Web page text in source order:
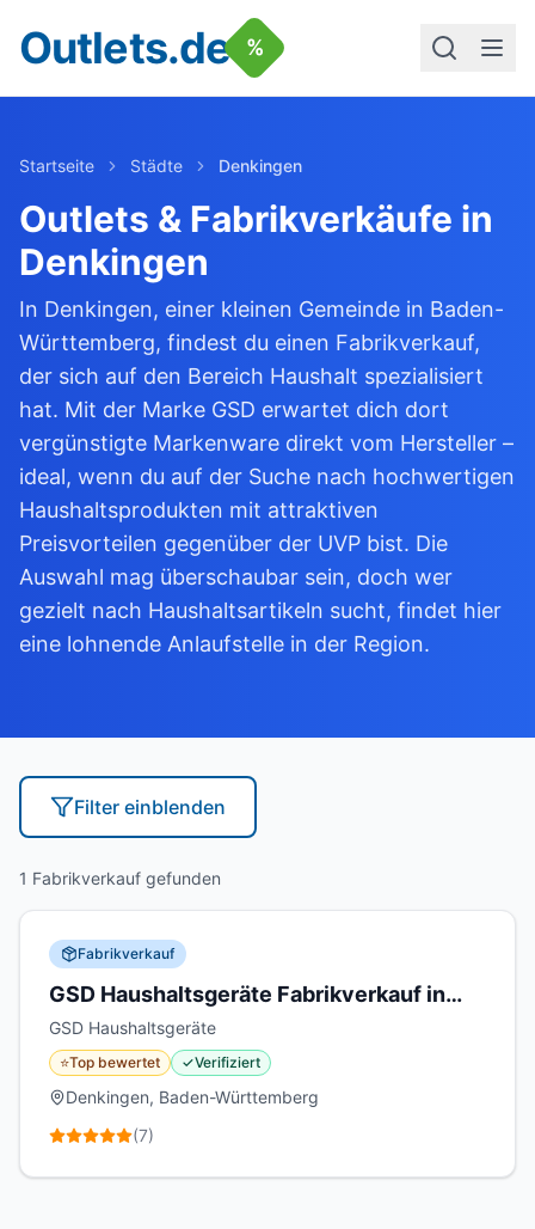
Outlets.de %
Startseite Städte Denkingen
Outlets & Fabrikverkäufe in
Denkingen
In Denkingen, einer kleinen Gemeinde in Baden-
Württemberg, findest du einen Fabrikverkauf,
der sich auf den Bereich Haushalt spezialisiert
hat. Mit der Marke GSD erwartet dich dort
vergünstigte Markenware direkt vom Hersteller –
ideal, wenn du auf der Suche nach hochwertigen
Haushaltsprodukten mit attraktiven
Preisvorteilen gegenüber der UVP bist. Die
Auswahl mag überschaubar sein, doch wer
gezielt nach Haushaltsartikeln sucht, findet hier
eine lohnende Anlaufstelle in der Region.
Filter einblenden
1 Fabrikverkauf gefunden
Fabrikverkauf
GSD Haushaltsgeräte Fabrikverkauf in
Denkingen
GSD Haushaltsgeräte
⭐Top bewertet ✓Verifiziert
Denkingen, Baden-Württemberg
(7)